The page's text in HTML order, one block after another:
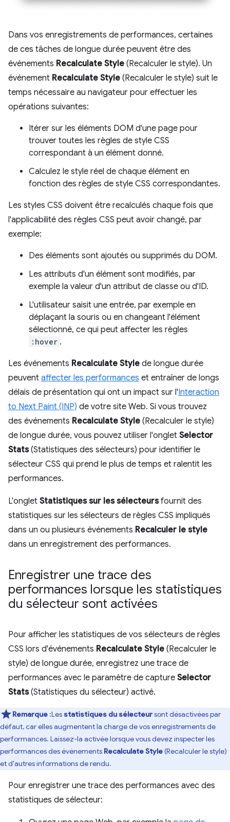
Dans vos enregistrements de performances, certaines
de ces tâches de longue durée peuvent être des
événements Recalculate Style (Recalculer le style). Un
événement Recalculate Style (Recalculer le style) suit le
temps nécessaire au navigateur pour effectuer les
opérations suivantes:
Itérer sur les éléments DOM d'une page pour
trouver toutes les règles de style CSS
correspondant à un élément donné.
Calculez le style réel de chaque élément en
fonction des règles de style CSS correspondantes.
Les styles CSS doivent être recalculés chaque fois que
l'applicabilité des règles CSS peut avoir changé, par
exemple:
Des éléments sont ajoutés ou supprimés du DOM.
Les attributs d'un élément sont modifiés, par
exemple la valeur d'un attribut de classe ou d'ID.
L'utilisateur saisit une entrée, par exemple en
déplaçant la souris ou en changeant l'élément
sélectionné, ce qui peut affecter les règles
:hover .
Les événements Recalculate Style de longue durée
peuvent affecter les performances et entraîner de longs
délais de présentation qui ont un impact sur l'Interaction
to Next Paint (INP) de votre site Web. Si vous trouvez
des événements Recalculate Style (Recalculer le style)
de longue durée, vous pouvez utiliser l'onglet Selector
Stats(Statistiques des sélecteurs) pour identifier le
sélecteur CSS qui prend le plus de temps et ralentit les
performances.
L'onglet Statistiques sur les sélecteursfournit des
statistiques sur les sélecteurs de règles CSS impliqués
dans un ou plusieurs événements Recalculer le style
dans un enregistrement des performances.
Enregistrer une trace des
performances lorsque les statistiques
du sélecteur sont activées
Pour afficher les statistiques de vos sélecteurs de règles
CSS lors d'événements Recalculate Style (Recalculer le
style) de longue durée, enregistrez une trace de
performances avec le paramètre de capture Selector
Stats(Statistiques du sélecteur) activé.
Remarque :Les statistiques du sélecteursont désactivées par
défaut, car elles augmentent la charge de vos enregistrements de
performances. Laissez-la activée lorsque vous devez inspecter les
performances des événements Recalculate Style(Recalculer le style)
et d'autres informations de rendu.
Pour enregistrer une trace des performances avec des
statistiques de sélecteur: